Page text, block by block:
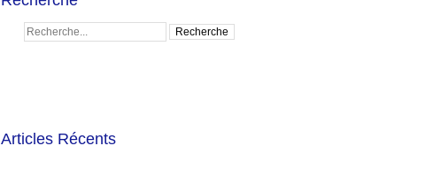
Articles Récents